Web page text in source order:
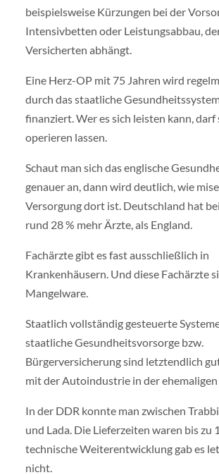
beispielsweise Kürzungen bei der
Intensivbetten oder Leistungsabbau,
Versicherten abhängt.
Eine Herz-OP mit 75 Jahren wird
durch das staatliche
finanziert. Wer es sich leisten kann,
operieren lassen.
Schaut man sich das englische
genauer an, dann wird deutlich, wie
Versorgung dort ist. Deutschland hat
rund 28 % mehr Ärzte, als England.
Fachärzte gibt es fast ausschließlich in
Krankenhäusern. Und diese Fachärzte
Mangelware.
Staatlich vollständig gesteuerte
staatliche Gesundheitsvorsorge bzw.
Bürgerversicherung sind letztendlich
mit der Autoindustrie in der ehemaligen
In der DDR konnte man zwischen
und Lada. Die Lieferzeiten waren bis zu
technische Weiterentwicklung gab es
nicht.